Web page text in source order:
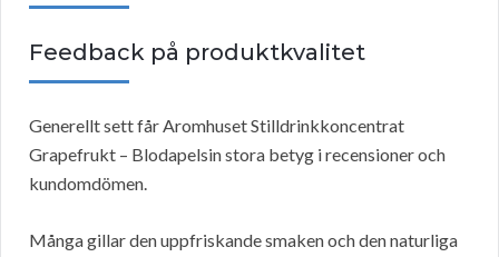
Feedback på produktkvalitet
Generellt sett får Aromhuset Stilldrinkkoncentrat
Grapefrukt – Blodapelsin stora betyg i recensioner och
kundomdömen.
Många gillar den uppfriskande smaken och den naturliga